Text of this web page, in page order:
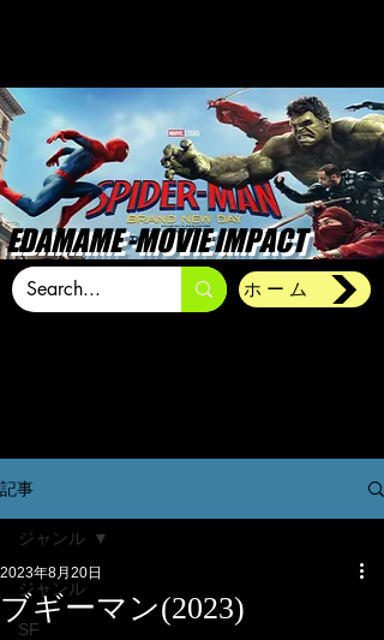
EDAMAME -MOVIE IMPACT
ホーム
記事
ジャンル
SF
ジャンル
ブギーマン(2023)
2023年8月20日